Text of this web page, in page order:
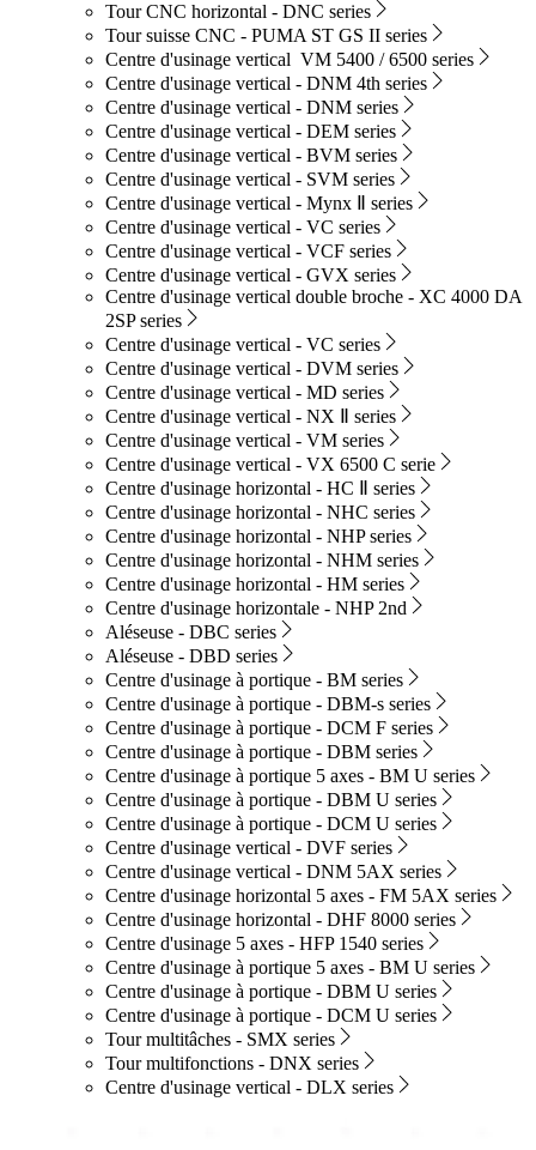
Tour CNC horizontal - DNC series
Tour suisse CNC - PUMA ST GS II series
Centre d'usinage vertical VM 5400 / 6500 series
Centre d'usinage vertical - DNM 4th series
Centre d'usinage vertical - DNM series
Centre d'usinage vertical - DEM series
Centre d'usinage vertical - BVM series
Centre d'usinage vertical - SVM series
Centre d'usinage vertical - Mynx Ⅱ series
Centre d'usinage vertical - VC series
Centre d'usinage vertical - VCF series
Centre d'usinage vertical - GVX series
Centre d'usinage vertical double broche - XC 4000 DA
2SP series
Centre d'usinage vertical - VC series
Centre d'usinage vertical - DVM series
Centre d'usinage vertical - MD series
Centre d'usinage vertical - NX Ⅱ series
Centre d'usinage vertical - VM series
Centre d'usinage vertical - VX 6500 C serie
Centre d'usinage horizontal - HC Ⅱ series
Centre d'usinage horizontal - NHC series
Centre d'usinage horizontal - NHP series
Centre d'usinage horizontal - NHM series
Centre d'usinage horizontal - HM series
Centre d'usinage horizontale - NHP 2nd
Aléseuse - DBC series
Aléseuse - DBD series
Centre d'usinage à portique - BM series
Centre d'usinage à portique - DBM-s series
Centre d'usinage à portique - DCM F series
Centre d'usinage à portique - DBM series
Centre d'usinage à portique 5 axes - BM U series
Centre d'usinage à portique - DBM U series
Centre d'usinage à portique - DCM U series
Centre d'usinage vertical - DVF series
Centre d'usinage vertical - DNM 5AX series
Centre d'usinage horizontal 5 axes - FM 5AX series
Centre d'usinage horizontal - DHF 8000 series
Centre d'usinage 5 axes - HFP 1540 series
Centre d'usinage à portique 5 axes - BM U series
Centre d'usinage à portique - DBM U series
Centre d'usinage à portique - DCM U series
Tour multitâches - SMX series
Tour multifonctions - DNX series
Centre d'usinage vertical - DLX series